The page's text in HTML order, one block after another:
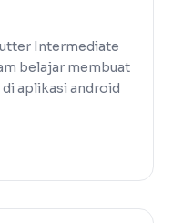
Intermediate
belajar membuat
aplikasi android